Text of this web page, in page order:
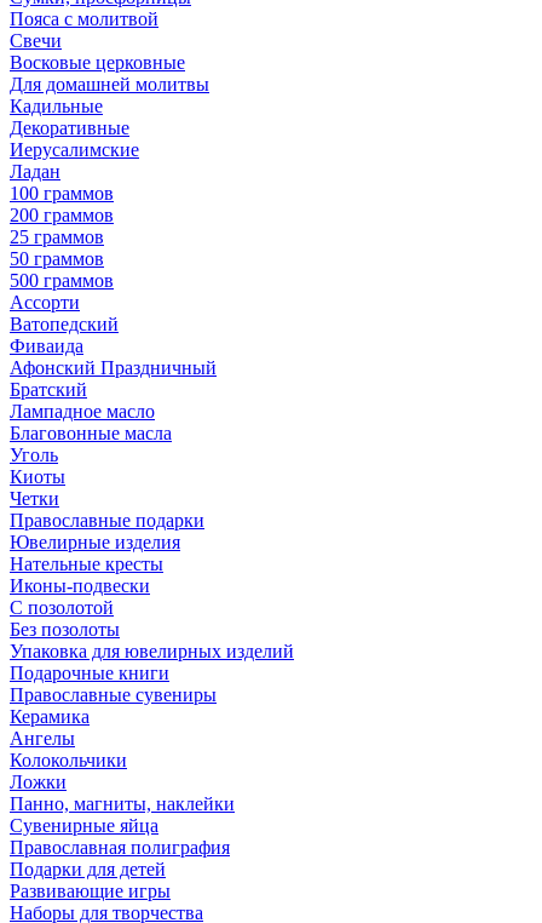
Пояса с молитвой
Свечи
Восковые церковные
Для домашней молитвы
Кадильные
Декоративные
Иерусалимские
Ладан
100 граммов
200 граммов
25 граммов
50 граммов
500 граммов
Ассорти
Ватопедский
Фиваида
Афонский Праздничный
Братский
Лампадное масло
Благовонные масла
Уголь
Киоты
Четки
Православные подарки
Ювелирные изделия
Нательные кресты
Иконы-подвески
С позолотой
Без позолоты
Упаковка для ювелирных изделий
Подарочные книги
Православные сувениры
Керамика
Ангелы
Колокольчики
Ложки
Панно, магниты, наклейки
Сувенирные яйца
Православная полиграфия
Подарки для детей
Развивающие игры
Наборы для творчества